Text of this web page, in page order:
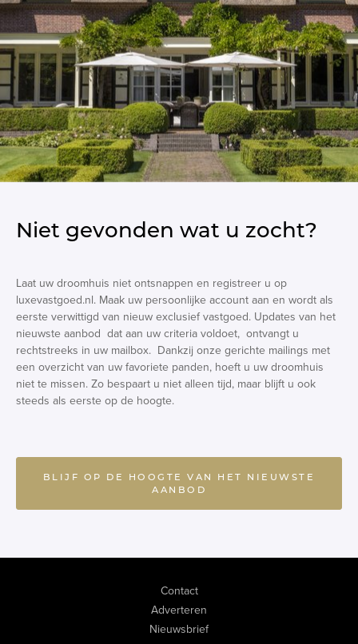
Niet gevonden wat u zocht?
Laat uw droomhuis niet ontsnappen en registreer u op
luxevastgoed.nl. Maak uw persoonlijke account aan en wordt als
eerste verwittigd van nieuw exclusief vastgoed. Updates van het
nieuwste aanbod dat aan uw criteria voldoet, ontvangt u
rechtstreeks in uw mailbox. Dankzij onze gerichte mailings met
een overzicht van uw favoriete panden, hoeft u uw droomhuis
niet te missen. Zo bespaart u niet alleen tijd, maar blijft u ook
steeds als eerste op de hoogte.
BLIJF OP DE HOOGTE VAN HET NIEUWSTE
AANBOD
Contact
Adverteren
Nieuwsbrief